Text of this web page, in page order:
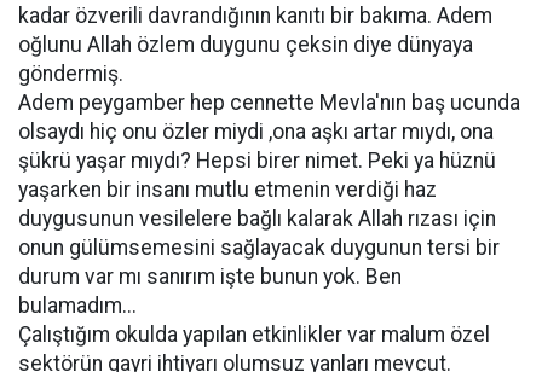
kadar özverili davrandığının kanıtı bir bakıma. Adem
oğlunu Allah özlem duygunu çeksin diye dünyaya
göndermiş.
Adem peygamber hep cennette Mevla'nın baş ucunda
olsaydı hiç onu özler miydi ,ona aşkı artar mıydı, ona
şükrü yaşar mıydı? Hepsi birer nimet. Peki ya hüznü
yaşarken bir insanı mutlu etmenin verdiği haz
duygusunun vesilelere bağlı kalarak Allah rızası için
onun gülümsemesini sağlayacak duygunun tersi bir
durum var mı sanırım işte bunun yok. Ben
bulamadım...
Çalıştığım okulda yapılan etkinlikler var malum özel
sektörün gayri ihtiyarı olumsuz yanları mevcut.